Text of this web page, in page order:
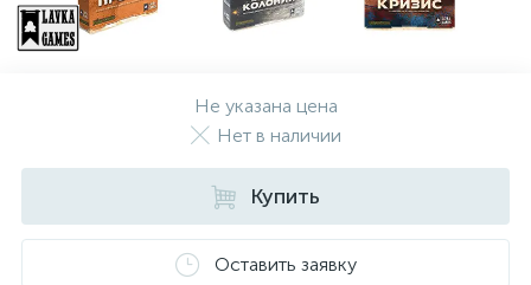
Не указана цена
Нет в наличии
Купить
Оставить заявку